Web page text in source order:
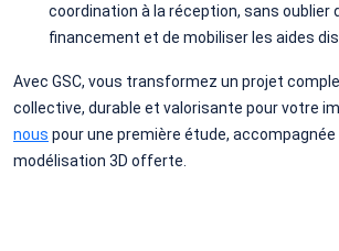
coordination à la réception, sans oublier
financement et de mobiliser les aides
Avec GSC, vous transformez un projet
collective, durable et valorisante pour votre
nous pour une première étude, accompagnée
modélisation 3D offerte.